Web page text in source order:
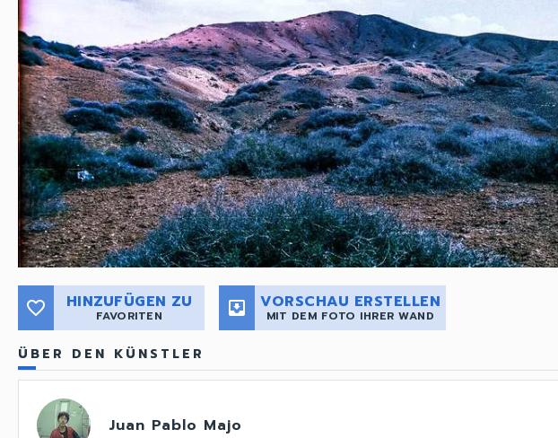
favorite_border HINZUFÜGEN ZU
FAVORITEN move_to_inbox VORSCHAU ERSTELLEN
MIT DEM FOTO IHRER WAND
ÜBER DEN KÜNSTLER
Juan Pablo Majo